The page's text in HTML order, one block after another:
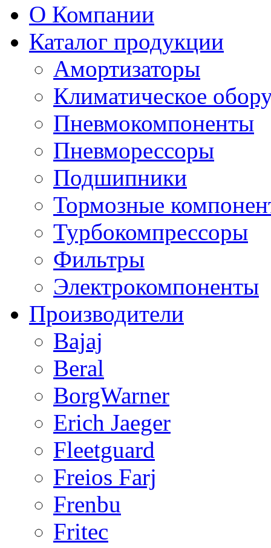
О Компании
Каталог продукции
Амортизаторы
Климатическое
Пневмокомпоненты
Пневморессоры
Подшипники
Тормозные
Турбокомпрессоры
Фильтры
Электрокомпоненты
Производители
Bajaj
Beral
BorgWarner
Erich Jaeger
Fleetguard
Freios Farj
Frenbu
Fritec